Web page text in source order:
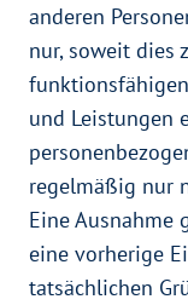
anderen
nur, soweit dies
und Leistungen
regelmäßig nur
Eine Ausnahme
eine vorherige
tatsächlichen